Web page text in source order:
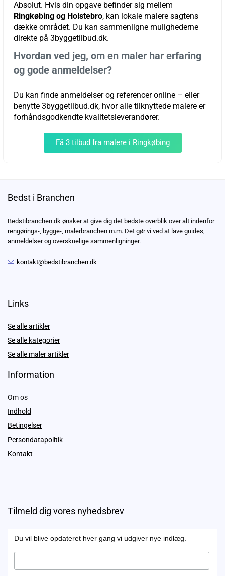
Absolut. Hvis din opgave befinder sig mellem
Ringkøbing og Holstebro, kan lokale malere sagtens
dække området. Du kan sammenligne mulighederne
direkte på 3byggetilbud.dk.
Hvordan ved jeg, om en maler har erfaring
og gode anmeldelser?
Du kan finde anmeldelser og referencer online – eller
benytte 3byggetilbud.dk, hvor alle tilknyttede malere er
forhåndsgodkendte kvalitetsleverandører.
Få 3 tilbud fra malere i Ringkøbing
Bedst i Branchen
Bedstibranchen.dk ønsker at give dig det bedste overblik over alt indenfor
rengørings-, bygge-, malerbranchen m.m. Det gør vi ved at lave guides,
anmeldelser og overskuelige sammenligninger.
kontakt@bedstibranchen.dk
Links
Se alle artikler
Se alle kategorier
Se alle maler artikler
Information
Om os
Indhold
Betingelser
Persondatapolitik
Kontakt
Tilmeld dig vores nyhedsbrev
Du vil blive opdateret hver gang vi udgiver nye indlæg.